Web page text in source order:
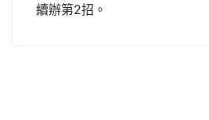
續辦第2招。